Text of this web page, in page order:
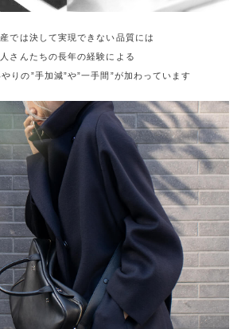
では決して実現できない品質には
さんたちの長年の経験による
りの”手加減”や”一手間”が加わっています